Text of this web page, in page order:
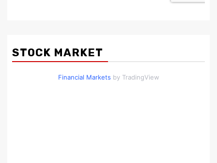
STOCK MARKET
Financial Markets by TradingView